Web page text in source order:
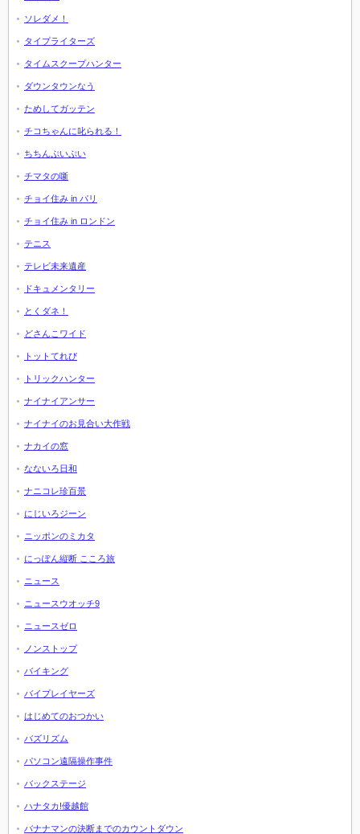
ソレダメ！
タイプライターズ
タイムスクープハンター
ダウンタウンなう
ためしてガッテン
チコちゃんに叱られる！
ちちんぷいぷい
チマタの噺
チョイ住み in パリ
チョイ住み in ロンドン
テニス
テレビ未来遺産
ドキュメンタリー
とくダネ！
どさんこワイド
トットてれび
トリックハンター
ナイナイアンサー
ナイナイのお見合い大作戦
ナカイの窓
なないろ日和
ナニコレ珍百景
にじいろジーン
ニッポンのミカタ
にっぽん縦断 こころ旅
ニュース
ニュースウオッチ9
ニュースゼロ
ノンストップ
バイキング
バイプレイヤーズ
はじめてのおつかい
バズリズム
パソコン遠隔操作事件
バックステージ
ハナタカ!優越館
バナナマンの決断までのカウントダウン